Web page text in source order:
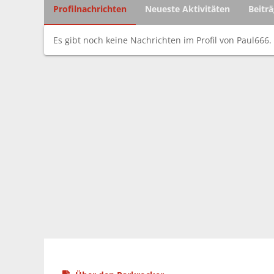
Profilnachrichten Neueste Aktivitäten
Es gibt noch keine Nachrichten im Profil von Paul666.